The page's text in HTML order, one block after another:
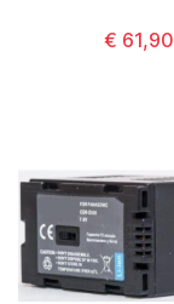
€ 61,90